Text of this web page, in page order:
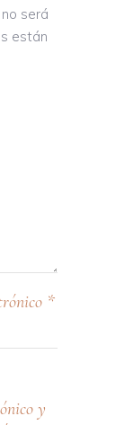
será
están
*
y